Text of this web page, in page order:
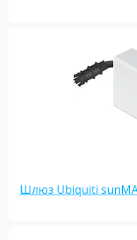
Шлюз Ubiquiti